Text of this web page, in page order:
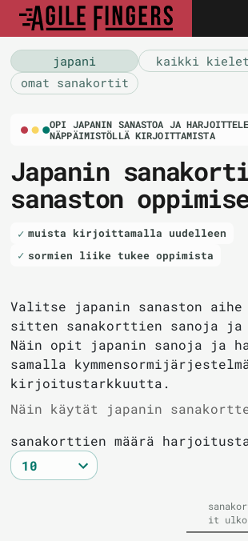
japani
kaikki kielet
omat sanakortit
OPI JAPANIN SANASTOA JA HARJOITTELE
NÄPPÄIMISTÖLLÄ KIRJOITTAMISTA
Japanin
sanaston
muista kirjoittamalla uudelleen
sormien liike tukee oppimista
Valitse japanin sanaston
sitten sanakorttien sanoja ja
Näin opit japanin sanoja ja
samalla
kirjoitustarkkuutta.
Näin käytät japanin
sanakorttien määrä
it